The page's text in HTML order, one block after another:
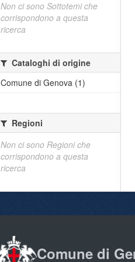
Non ci sono Sottotemi che
corrispondono a questa
ricerca
Cataloghi di origine
Comune di Genova (1)
Regioni
Non ci sono Regioni che
corrispondono a questa
ricerca
Comune di